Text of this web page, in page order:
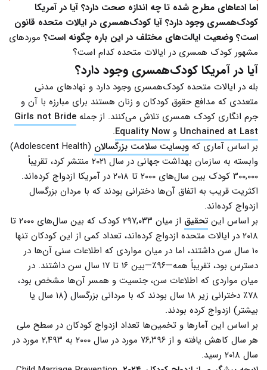
اما ادعاهای مطرح شده تا چه اندازه صحت دارد؟ آیا در آمریکا
کودک‌همسری وجود دارد؟ آیا کودک‌همسری در ایالات متحده قانون
است؟ وضعیت ایالت‌های مختلف در این باره چگونه است؟ مورد‌های
مشهور کودک همسری در ایالات متحده کدام است؟
آیا در آمریکا کودک‌همسری وجود دارد؟
بله در ایالات متحده کودک‌همسری وجود دارد و نهادهای مدنی
متعددی که مدافع حقوق کودکان و زنان هستند برای مبارزه با آن و
جرم انگاری کودک همسری تلاش می‌کنند. از جمله Girls not Bride
Unchained at Last و Equality Now
.
بر اساس آماری که وبسایت سلامت بزرگسالان
(Adolescent Health)
وابسته به سازمان بهداشت جهانی در سال ۲۰۲۱ منتشر کرد، تقریباً
۳۰۰,۰۰۰ کودک بین سال‌های ۲۰۰۰ تا ۲۰۱۸ در آمریکا ازدواج کرده‌اند.
اکثریت قریب به اتفاق آن‌ها دخترانی بودند که با مردان بزرگسال
ازدواج کرده‌اند.
بر اساس این تحقیق
از میان ۲۹۷,۰۳۳ کودک که بین سال‌های ۲۰۰۰ تا
۲۰۱۸ در ایالات متحده ازدواج کرده‌اند، تعداد کمی از این کودکان تنها
۱۰ سال سن داشتند، اما در میان مواردی که اطلاعات سنی آن‌ها در
دسترس بود، تقریباً همه—۹۶٪—بین ۱۶ تا ۱۷ سال سن داشتند. در
میان مواردی که اطلاعات سن، جنسیت و همسر آن‌ها مشخص بود،
۷۸٪ دخترانی زیر ۱۸ سال بودند که با مردانی بزرگسال (۱۸ سال یا
بیشتر) ازدواج کرده بودند.
بر اساس این آمار‌ها و تخمین‌ها تعداد ازدواج کودکان در سطح ملی
هر سال کاهش یافته و از ۷۶,۳۹۶ مورد در سال ۲۰۰۰ به ۲,۴۹۳ مورد در
سال ۲۰۱۸ رسید.